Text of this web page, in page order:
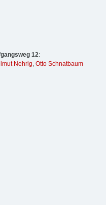
12:
Nehrig, Otto Schnatbaum